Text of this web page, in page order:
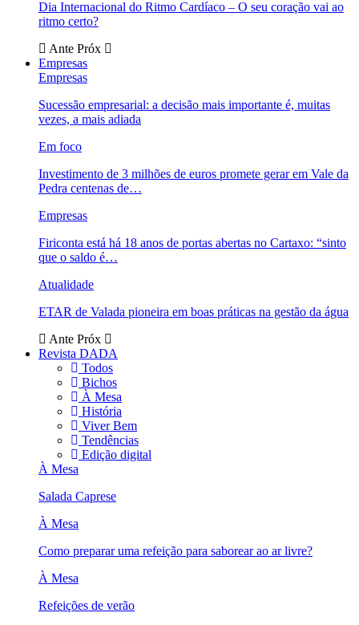
Dia Internacional do Ritmo Cardíaco – O seu coração vai ao
ritmo certo?
Ante Próx
Empresas
Empresas
Sucessão empresarial: a decisão mais importante é, muitas
vezes, a mais adiada
Em foco
Investimento de 3 milhões de euros promete gerar em Vale da
Pedra centenas de…
Empresas
Firiconta está há 18 anos de portas abertas no Cartaxo: “sinto
que o saldo é…
Atualidade
ETAR de Valada pioneira em boas práticas na gestão da água
Ante Próx
Revista DADA
Todos
Bichos
À Mesa
História
Viver Bem
Tendências
Edição digital
À Mesa
Salada Caprese
À Mesa
Como preparar uma refeição para saborear ao ar livre?
À Mesa
Refeições de verão